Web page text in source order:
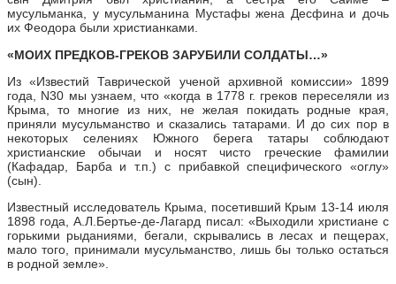
мусульманка, у мусульманина Мустафы жена Десфина и дочь
их Феодора были христианками.
«МОИХ ПРЕДКОВ-ГРЕКОВ ЗАРУБИЛИ СОЛДАТЫ…»
Из «Известий Таврической ученой архивной комиссии» 1899
года, N30 мы узнаем, что «когда в 1778 г. греков переселяли из
Крыма, то многие из них, не желая покидать родные края,
приняли мусульманство и сказались татарами. И до сих пор в
некоторых селениях Южного берега татары соблюдают
христианские обычаи и носят чисто греческие фамилии
(Кафадар, Барба и т.п.) с прибавкой специфического «оглу»
(сын).
Известный исследователь Крыма, посетивший Крым 13-14 июля
1898 года, А.Л.Бертье-де-Лагард писал: «Выходили христиане с
горькими рыданиями, бегали, скрывались в лесах и пещерах,
мало того, принимали мусульманство, лишь бы только остаться
в родной земле».